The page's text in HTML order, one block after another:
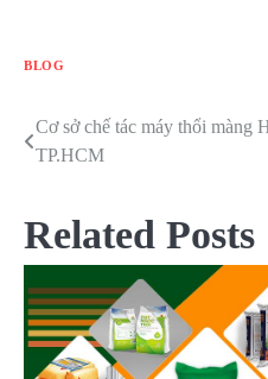
BLOG
Điều
bài
viết
Cơ sở chế tác máy thổi màng
TP.HCM
Related Posts